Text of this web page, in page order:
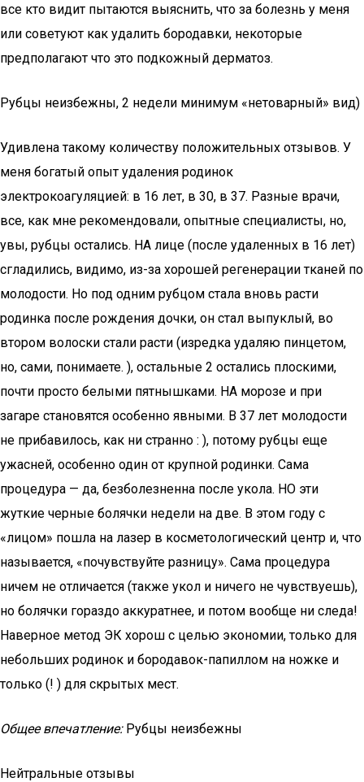
все кто видит пытаются выяснить, что за болезнь у меня
или советуют как удалить бородавки, некоторые
предполагают что это подкожный дерматоз.
Рубцы неизбежны, 2 недели минимум «нетоварный» вид)
Удивлена такому количеству положительных отзывов. У
меня богатый опыт удаления родинок
электрокоагуляцией: в 16 лет, в 30, в 37. Разные врачи,
все, как мне рекомендовали, опытные специалисты, но,
увы, рубцы остались. НА лице (после удаленных в 16 лет)
сгладились, видимо, из-за хорошей регенерации тканей по
молодости. Но под одним рубцом стала вновь расти
родинка после рождения дочки, он стал выпуклый, во
втором волоски стали расти (изредка удаляю пинцетом,
но, сами, понимаете. ), остальные 2 остались плоскими,
почти просто белыми пятнышками. НА морозе и при
загаре становятся особенно явными. В 37 лет молодости
не прибавилось, как ни странно : ), потому рубцы еще
ужасней, особенно один от крупной родинки. Сама
процедура — да, безболезненна после укола. НО эти
жуткие черные болячки недели на две. В этом году с
«лицом» пошла на лазер в косметологический центр и, что
называется, «почувствуйте разницу». Сама процедура
ничем не отличается (также укол и ничего не чувствуешь),
но болячки гораздо аккуратнее, и потом вообще ни следа!
Наверное метод ЭК хорош с целью экономии, только для
небольших родинок и бородавок-папиллом на ножке и
только (! ) для скрытых мест.
Общее впечатление:Рубцы неизбежны
Нейтральные отзывы